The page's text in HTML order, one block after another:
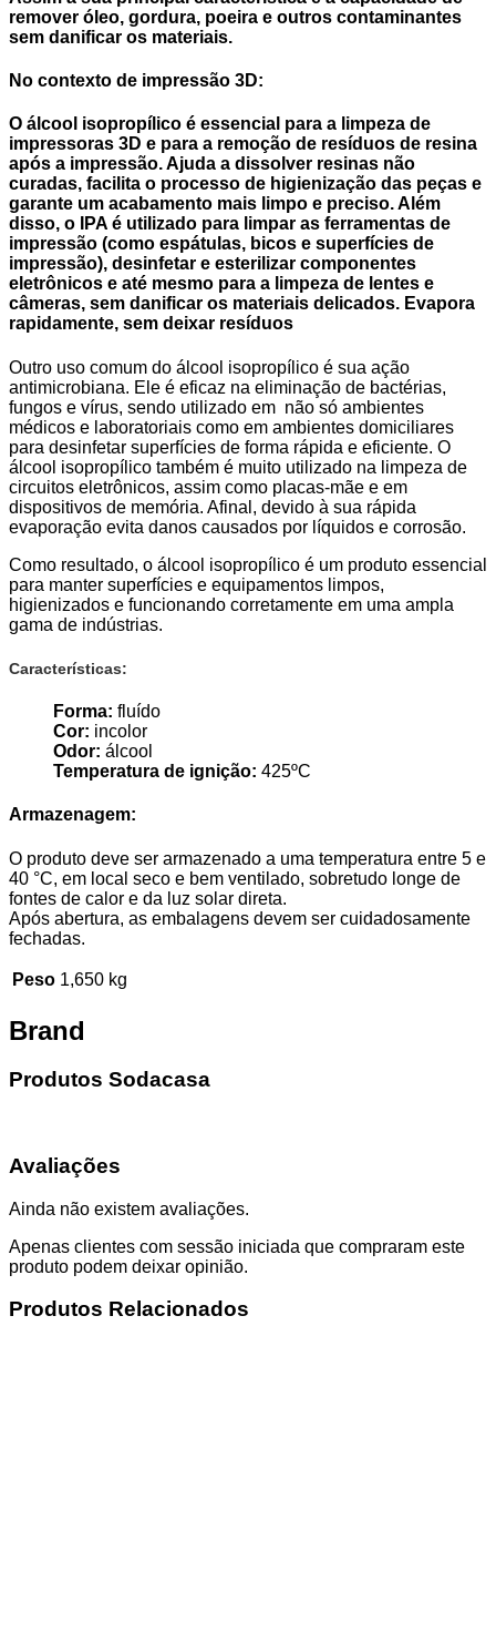
remover óleo, gordura, poeira e outros contaminantes
sem danificar os materiais.
No contexto de impressão 3D:
O álcool isopropílico é essencial para a limpeza de
impressoras 3D e para a remoção de resíduos de resina
após a impressão. Ajuda a dissolver resinas não
curadas, facilita o processo de higienização das peças e
garante um acabamento mais limpo e preciso. Além
disso, o IPA é utilizado para limpar as ferramentas de
impressão (como espátulas, bicos e superfícies de
impressão), desinfetar e esterilizar componentes
eletrônicos e até mesmo para a limpeza de lentes e
câmeras, sem danificar os materiais delicados. Evapora
rapidamente, sem deixar resíduos
Outro uso comum do álcool isopropílico é sua ação
antimicrobiana. Ele é eficaz na eliminação de bactérias,
fungos e vírus, sendo utilizado em não só ambientes
médicos e laboratoriais como em ambientes domiciliares
para desinfetar superfícies de forma rápida e eficiente. O
álcool isopropílico também é muito utilizado na limpeza de
circuitos eletrônicos, assim como placas-mãe e em
dispositivos de memória. Afinal, devido à sua rápida
evaporação evita danos causados por líquidos e corrosão.
Como resultado, o álcool isopropílico é um produto essencial
para manter superfícies e equipamentos limpos,
higienizados e funcionando corretamente em uma ampla
gama de indústrias.
Características:
Forma: fluído
Cor: incolor
Odor: álcool
Temperatura de ignição: 425ºC
Armazenagem:
O produto deve ser armazenado a uma temperatura entre 5 e
40 °C, em local seco e bem ventilado, sobretudo longe de
fontes de calor e da luz solar direta.
Após abertura, as embalagens devem ser cuidadosamente
fechadas.
Peso 1,650 kg
Brand
Produtos Sodacasa
Avaliações
Ainda não existem avaliações.
Apenas clientes com sessão iniciada que compraram este
produto podem deixar opinião.
Produtos Relacionados